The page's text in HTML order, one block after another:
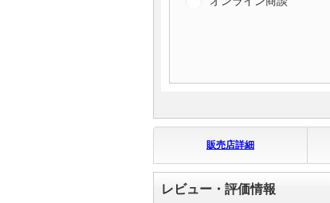
販売店詳細
レビュー・評価情報